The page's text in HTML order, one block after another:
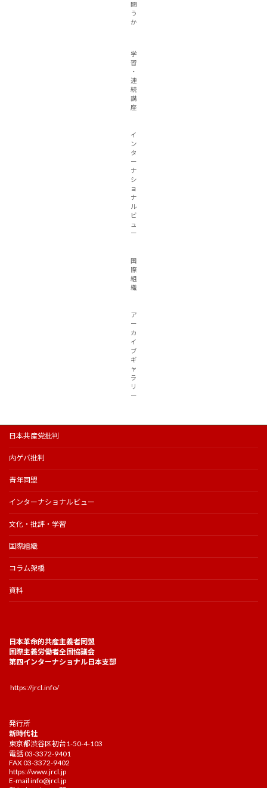
闘
う
か
学
習
・
連
続
講
座
イ
ン
タ
ー
ナ
シ
ョ
ナ
ル
ビ
ュ
ー
国
際
組
織
ア
ー
カ
イ
ブ
ギ
ャ
ラ
リ
ー
日本共産党批判
内ゲバ批判
青年同盟
インターナショナルビュー
文化・批評・学習
国際組織
コラム架橋
資料
日本革命的共産主義者同盟
国際主義労働者全国協議会
第四インターナショナル日本支部
https://jrcl.info/
発行所
新時代社
東京都渋谷区初台1-50-4-103
電話 03-3372-9401
FAX 03-3372-9402
https://www.jrcl.jp
E-mail info@jrcl.jp